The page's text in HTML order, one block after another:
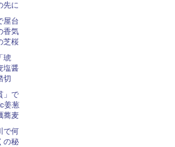
先に
屋台
香気
芝桜
琥
塩醤
切
」で
姜葱
蕎麦
で何
の秘